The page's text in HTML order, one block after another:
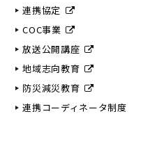
連携協定
COC事業
放送公開講座
地域志向教育
防災減災教育
連携コーディネータ制度